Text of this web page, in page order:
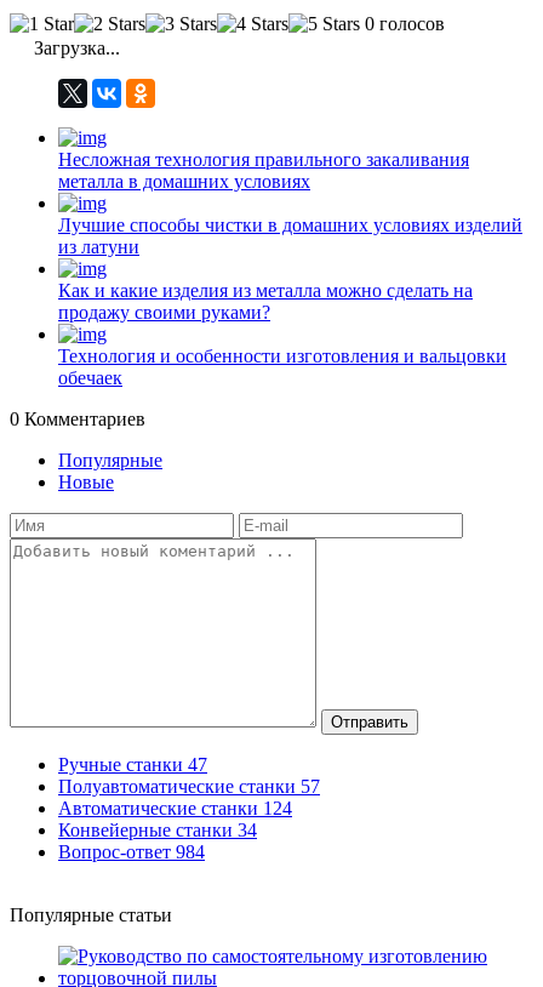
0 голосов
Загрузка...
Несложная технология правильного закаливания
металла в домашних условиях
Лучшие способы чистки в домашних условиях изделий
из латуни
Как и какие изделия из металла можно сделать на
продажу своими руками?
Технология и особенности изготовления и вальцовки
обечаек
0 Комментариев
Популярные
Новые
Отправить
Ручные станки 47
Полуавтоматические станки 57
Автоматические станки 124
Конвейерные станки 34
Вопрос-ответ 984
Популярные статьи